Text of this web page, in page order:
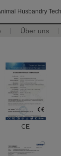
Husbandry
Über uns
CE